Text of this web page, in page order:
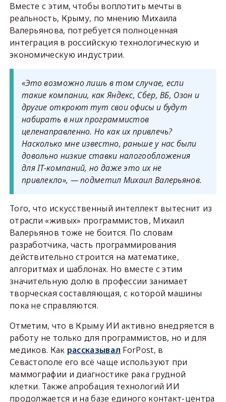
Вместе с этим, чтобы воплотить мечты в
реальность, Крыму, по мнению Михаила
Валерьянова, потребуется полноценная
интеграция в российскую технологическую и
экономическую индустрии.
«Это возможно лишь в том случае, если
такие компании, как Яндекс, Сбер, ВБ, Озон и
другие откроют тут свои офисы и будут
набирать в них программистов
целенаправленно. Но как их привлечь?
Насколько мне известно, раньше у нас были
довольно низкие ставки налогообложения
для IT-компаний, но даже это их не
привлекло», — подметил Михаил Валерьянов.
Того, что искусственный интеллект вытеснит из
отрасли «живых» программистов, Михаил
Валерьянов тоже не боится. По словам
разработчика, часть программирования
действительно строится на математике,
алгоритмах и шаблонах. Но вместе с этим
значительную долю в профессии занимает
творческая составляющая, с которой машины
пока не справляются.
Отметим, что в Крыму ИИ активно внедряется в
работу не только для программистов, но и для
медиков. Как рассказывал ForPost, в
Севастополе его всё чаще используют при
маммографии и диагностике рака грудной
клетки. Также апробация технологий ИИ
продолжается и на базе единого контакт-центра